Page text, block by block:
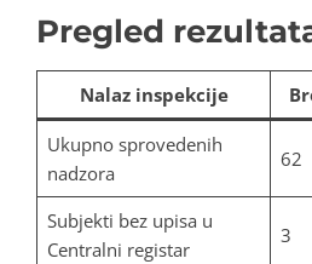
Pregled
Nalaz inspekcije
Ukupno sprovedenih
nadzora
62
Subjekti bez upisa u
Centralni registar
3